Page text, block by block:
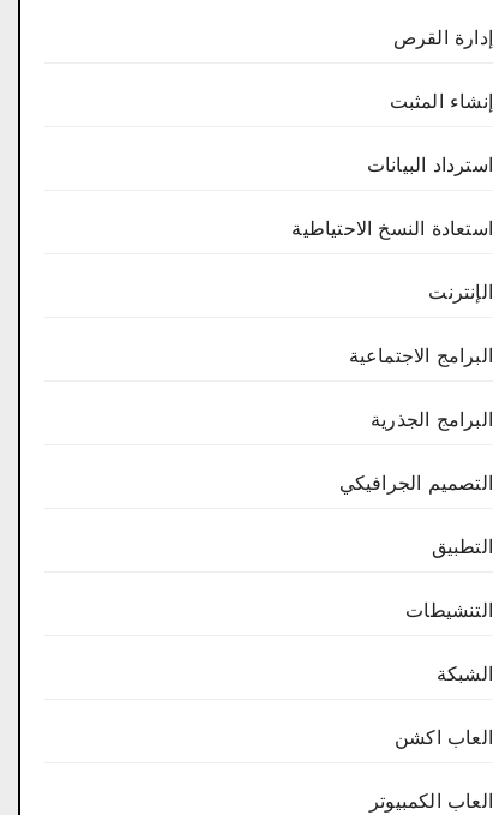
إدارة القرص
إنشاء المثبت
استرداد البيانات
استعادة النسخ الاحتياطية
الإنترنت
البرامج الاجتماعية
البرامج الجذرية
التصميم الجرافيكي
التطبيق
التنشيطات
الشبكة
العاب اكشن
العاب الكمبيوتر